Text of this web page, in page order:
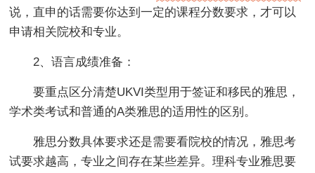
说，直申的话需要你达到一定的课程分数要求，才可以
申请相关院校和专业。
2、语言成绩准备：
要重点区分清楚UKVI类型用于签证和移民的雅思，
学术类考试和普通的A类雅思的适用性的区别。
雅思分数具体要求还是需要看院校的情况，雅思考
试要求越高，专业之间存在某些差异。理科专业雅思要